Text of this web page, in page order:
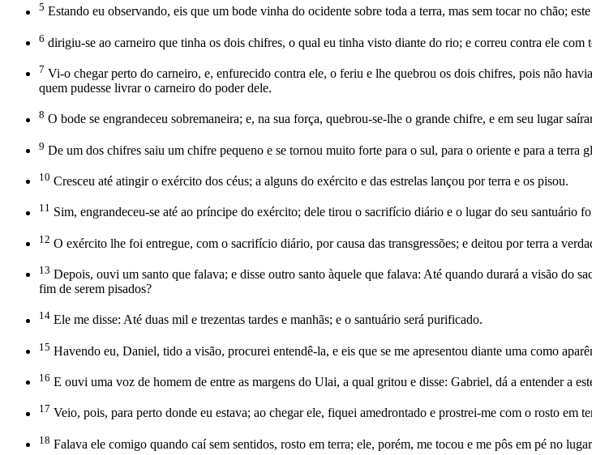
5 Estando eu observando, eis que um bode vinha do ocidente sobre toda a terra, mas sem tocar no chão;
6 dirigiu-se ao carneiro que tinha os dois chifres, o qual eu tinha visto diante do rio; e correu contra ele com
7 Vi-o chegar perto do carneiro, e, enfurecido contra ele, o feriu e lhe quebrou os dois chifres, pois não
quem pudesse livrar o carneiro do poder dele.
8 O bode se engrandeceu sobremaneira; e, na sua força, quebrou-se-lhe o grande chifre, e em seu lugar
9 De um dos chifres saiu um chifre pequeno e se tornou muito forte para o sul, para o oriente e para a terra
10 Cresceu até atingir o exército dos céus; a alguns do exército e das estrelas lançou por terra e os pisou.
11 Sim, engrandeceu-se até ao príncipe do exército; dele tirou o sacrifício diário e o lugar do seu santuário
12 O exército lhe foi entregue, com o sacrifício diário, por causa das transgressões; e deitou por terra a
13 Depois, ouvi um santo que falava; e disse outro santo àquele que falava: Até quando durará a visão do
fim de serem pisados?
14 Ele me disse: Até duas mil e trezentas tardes e manhãs; e o santuário será purificado.
15 Havendo eu, Daniel, tido a visão, procurei entendê-la, e eis que se me apresentou diante uma como
16 E ouvi uma voz de homem de entre as margens do Ulai, a qual gritou e disse: Gabriel, dá a entender a
17 Veio, pois, para perto donde eu estava; ao chegar ele, fiquei amedrontado e prostrei-me com o rosto em
18 Falava ele comigo quando caí sem sentidos, rosto em terra; ele, porém, me tocou e me pôs em pé no